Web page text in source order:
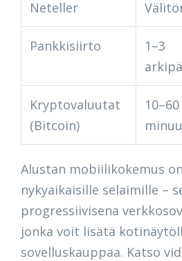
Neteller
Pankkisiirto
1–3
Kryptovaluutat
(Bitcoin)
10–60
Alustan mobiilikokemus
nykyaikaisille selaimille –
progressiivisena
jonka voit lisätä
sovelluskauppaa. Katso